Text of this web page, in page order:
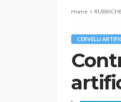
Home
CERVELLI